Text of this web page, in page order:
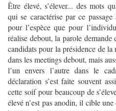
Être élevé, s’élever... des mots
qui se caractérise par ce
pour l’espèce que pour
réalise debout, la parole
candidats pour la présidence de la
dans les meetings debout, mais
l’un envers l’autre dans le
déclaration s’est faite souvent
cette soif pour beaucoup de
élevé n’est pas anodin, il cible